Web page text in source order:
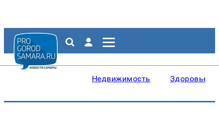
Недвижимость Здоровье